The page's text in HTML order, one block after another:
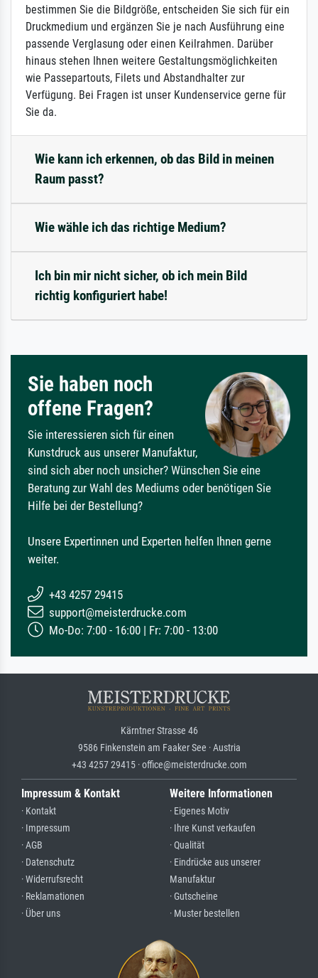
bestimmen Sie die Bildgröße, entscheiden Sie sich für ein
Druckmedium und ergänzen Sie je nach Ausführung eine
passende Verglasung oder einen Keilrahmen. Darüber
hinaus stehen Ihnen weitere Gestaltungsmöglichkeiten
wie Passepartouts, Filets und Abstandhalter zur
Verfügung. Bei Fragen ist unser Kundenservice gerne für
Sie da.
Wie kann ich erkennen, ob das Bild in meinen
Raum passt?
Wie wähle ich das richtige Medium?
Ich bin mir nicht sicher, ob ich mein Bild
richtig konfiguriert habe!
Sie haben noch
offene Fragen?
Sie interessieren sich für einen
Kunstdruck aus unserer Manufaktur,
sind sich aber noch unsicher? Wünschen Sie eine
Beratung zur Wahl des Mediums oder benötigen Sie
Hilfe bei der Bestellung?
Unsere Expertinnen und Experten helfen Ihnen gerne
weiter.
+43 4257 29415
support@meisterdrucke.com
Mo-Do: 7:00 - 16:00 | Fr: 7:00 - 13:00
Kärntner Strasse 46
9586 Finkenstein am Faaker See · Austria
+43 4257 29415 · office@meisterdrucke.com
Impressum & Kontakt
· Kontakt
· Impressum
· AGB
· Datenschutz
· Widerrufsrecht
· Reklamationen
· Über uns
Weitere Informationen
· Eigenes Motiv
· Ihre Kunst verkaufen
· Qualität
· Eindrücke aus unserer
Manufaktur
· Gutscheine
· Muster bestellen